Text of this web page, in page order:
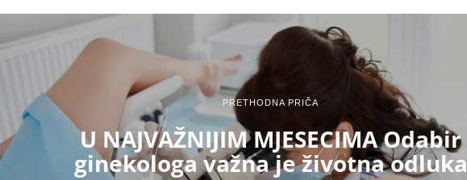
PRETHODNA PRIČA
U NAJVAŽNIJIM MJESECIMA Odabir
ginekologa važna je životna odluka